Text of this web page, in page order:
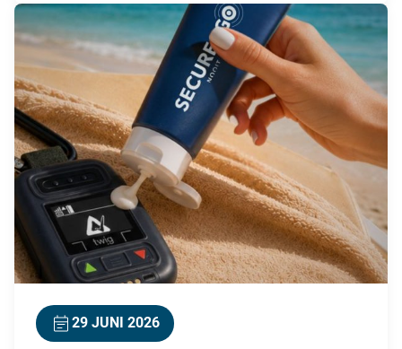
29 JUNI 2026